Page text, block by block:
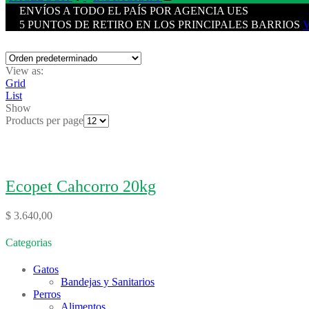
ENVÍOS A TODO EL PAÍS POR AGENCIA UES
5 PUNTOS DE RETIRO EN LOS PRINCIPALES BARRIOS
View as:
Grid
List
Show
Products per page
Ecopet Cahcorro 20kg
$ 3.640,00
Categorias
Gatos
Bandejas y Sanitarios
Perros